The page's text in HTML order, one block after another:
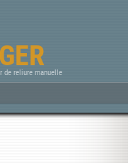
de reliure manuelle